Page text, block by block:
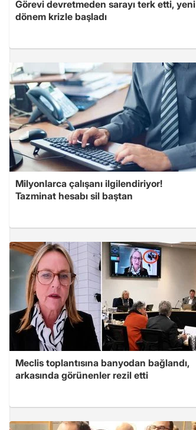
Görevi devretmeden sarayı terk etti, yeni
dönem krizle başladı
Milyonlarca çalışanı ilgilendiriyor!
Tazminat hesabı sil baştan
Meclis toplantısına banyodan bağlandı,
arkasında görünenler rezil etti